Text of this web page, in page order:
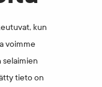
kun
voimme
selaimien
tieto on